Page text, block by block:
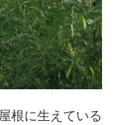
根に生えている